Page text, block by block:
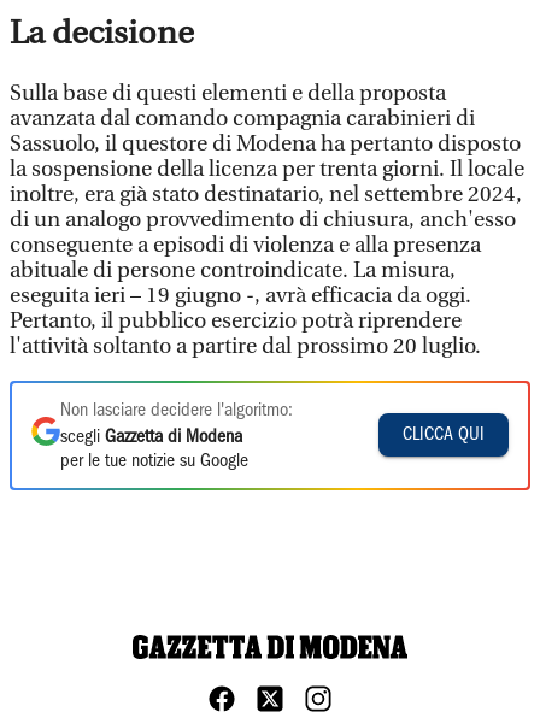
La decisione
Sulla base di questi elementi e della proposta
avanzata dal comando compagnia carabinieri di
Sassuolo, il questore di Modena ha pertanto disposto
la sospensione della licenza per trenta giorni. Il locale
inoltre, era già stato destinatario, nel settembre 2024,
di un analogo provvedimento di chiusura, anch'esso
conseguente a episodi di violenza e alla presenza
abituale di persone controindicate. La misura,
eseguita ieri – 19 giugno -, avrà efficacia da oggi.
Pertanto, il pubblico esercizio potrà riprendere
l'attività soltanto a partire dal prossimo 20 luglio.
Non lasciare decidere l'algoritmo:
scegli Gazzetta di Modena
per le tue notizie su Google
CLICCA QUI